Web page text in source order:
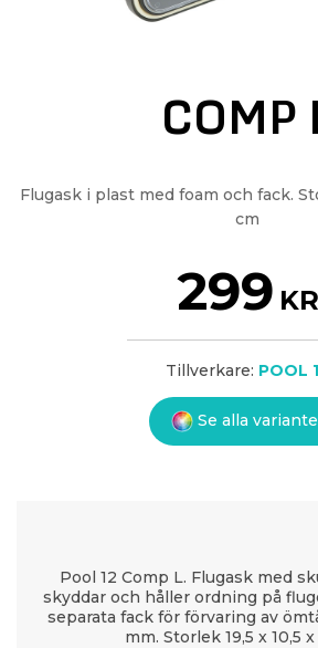
COMP
Flugask i plast med foam och fack.
cm
299 KR
Tillverkare: POOL
Se alla
Pool 12 Comp L. Flugask med
skyddar och håller ordning på
separata fack för förvaring av
mm. Storlek 19,5 x 10,5